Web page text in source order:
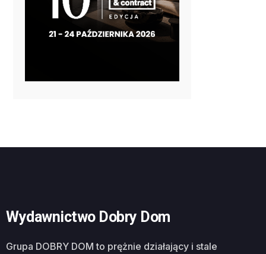
Wydawnictwo Dobry Dom
Grupa DOBRY DOM to prężnie działający i stale